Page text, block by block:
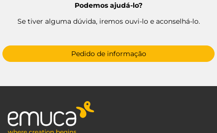
Podemos ajudá-lo?
Se tiver alguma dúvida, iremos ouvi-lo e aconselhá-lo.
Pedido de informação